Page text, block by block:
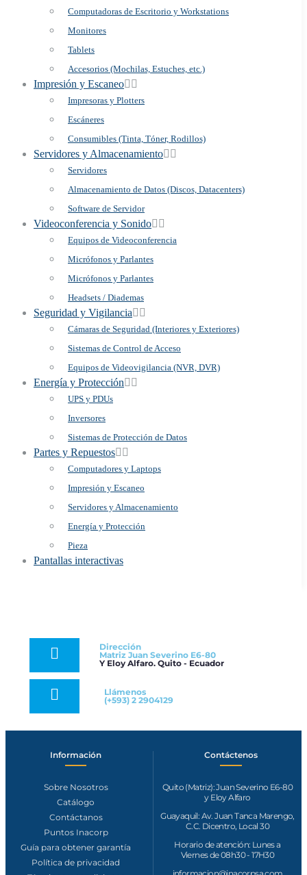
Computadoras de Escritorio y Workstations
Monitores
Tablets
Accesorios (Mochilas, Estuches, etc.)
Impresión y Escaneo
Impresoras y Plotters
Escáneres
Consumibles (Tinta, Tóner, Rodillos)
Servidores y Almacenamiento
Servidores
Almacenamiento de Datos (Discos, Datacenters)
Software de Servidor
Videoconferencia y Sonido
Equipos de Videoconferencia
Micrófonos y Parlantes
Micrófonos y Parlantes
Headsets / Diademas
Seguridad y Vigilancia
Cámaras de Seguridad (Interiores y Exteriores)
Sistemas de Control de Acceso
Equipos de Videovigilancia (NVR, DVR)
Energía y Protección
UPS y PDUs
Inversores
Sistemas de Protección de Datos
Partes y Repuestos
Computadores y Laptops
Impresión y Escaneo
Servidores y Almacenamiento
Energía y Protección
Pieza
Pantallas interactivas
Dirección
Matriz Juan Severino E6-80
Y Eloy Alfaro. Quito - Ecuador
Llámenos
(+593) 2 2904129
Información
Sobre Nosotros
Catálogo
Contáctanos
Puntos Inacorp
Guía para obtener garantía
Política de privacidad
Contáctenos​
Quito (Matriz): Juan Severino E6-80
y Eloy Alfaro
Guayaquil: Av. Juan Tanca Marengo,
C.C. Dicentro, Local 30
Horario de atención: Lunes a
Viernes de 08h30 - 17H30